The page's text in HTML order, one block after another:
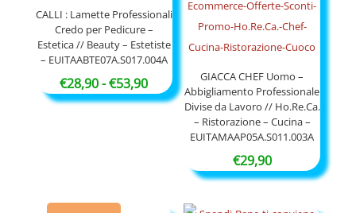
CALLI : Lamette Professionali
Credo per Pedicure –
Estetica // Beauty – Estetiste
– EUITAABTE07A.S017.004A
€28,90-€53,90Fascia
di
€53,90
GIACCA CHEF Uomo –
Abbigliamento Professionale
Divise da Lavoro // Ho.Re.Ca.
– Ristorazione – Cucina –
EUITAMAAP05A.S011.003A
€29,90